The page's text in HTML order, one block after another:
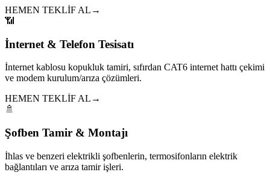
HEMEN TEKLİF AL →
📶
İnternet & Telefon Tesisatı
İnternet kablosu kopukluk tamiri, sıfırdan CAT6 internet hattı çekimi
ve modem kurulum/arıza çözümleri.
HEMEN TEKLİF AL →
🚿
Şofben Tamir & Montajı
İhlas ve benzeri elektrikli şofbenlerin, termosifonların elektrik
bağlantıları ve arıza tamir işleri.